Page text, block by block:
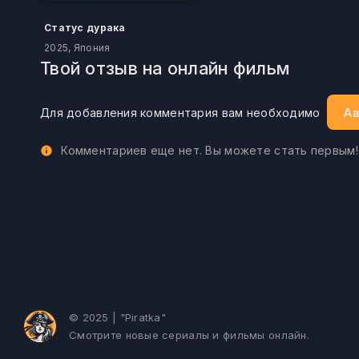
Статус дурака
2025, Япония
Твой отзыв на онлайн фильм
Для добавления комментария вам необходимо
Комментариев еще нет. Вы можете стать первым!
© 2025 | "Piratka"
Смотрите новые сериалы и фильмы онлайн.